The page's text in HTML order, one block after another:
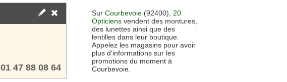
01 47 88 08 64
Sur Courbevoie (92400), 20
Opticiens vendent des montures,
des lunettes ainsi que des
lentilles dans leur boutique.
Appelez les magasins pour avoir
plus d'informations sur les
promotions du moment à
Courbevoie.